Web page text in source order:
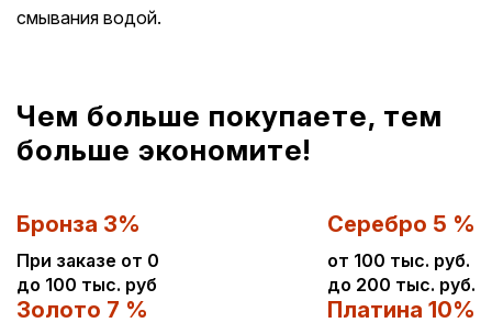
смывания водой.
Чем больше покупаете, тем
больше экономите!
Бронза 3%
При заказе от 0
до 100 тыс. руб
Серебро 5 %
от 100 тыс. руб.
до 200 тыс. руб.
Золото 7 % Платина 10%